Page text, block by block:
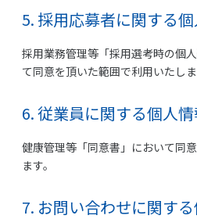
5. 採用応募者に関する
採用業務管理等「採用選考時の個
て同意を頂いた範囲で利用いたしま
6. 従業員に関する個人
健康管理等「同意書」において同
ます。
7. お問い合わせに関す